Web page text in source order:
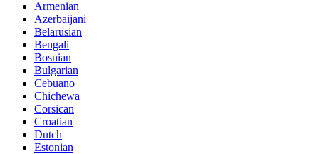
Armenian
Azerbaijani
Belarusian
Bengali
Bosnian
Bulgarian
Cebuano
Chichewa
Corsican
Croatian
Dutch
Estonian